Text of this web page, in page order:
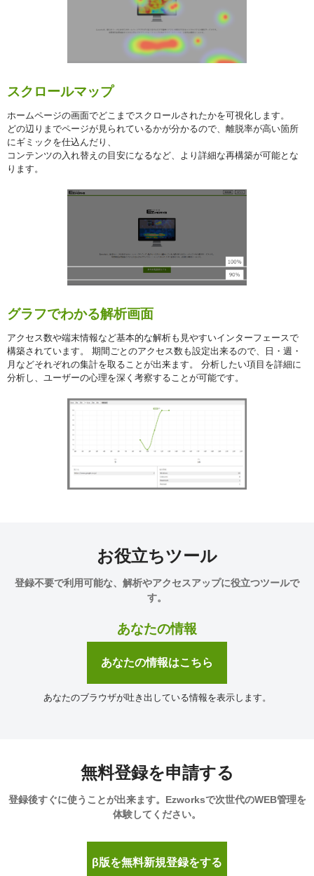
ID・
パ
ス
ワ
ー
を
お
忘
スクロールマップ
ホームページの画面でどこまでスクロールされたかを可視化します。
どの辺りまでページが見られているかが分かるので、離脱率が高い箇所
にギミックを仕込んだり、
コンテンツの入れ替えの目安になるなど、より詳細な再構築が可能とな
ります。
グラフでわかる解析画面
アクセス数や端末情報など基本的な解析も見やすいインターフェースで
構築されています。 期間ごとのアクセス数も設定出来るので、日・週・
月などそれぞれの集計を取ることが出来ます。 分析したい項目を詳細に
分析し、ユーザーの心理を深く考察することが可能です。
お役立ちツール
登録不要で利用可能な、解析やアクセスアップに役立つツールで
す。
あなたの情報
あなたの情報はこちら
あなたのブラウザが吐き出している情報を表示します。
無料登録を申請する
登録後すぐに使うことが出来ます。Ezworksで次世代のWEB管理を
体験してください。
β版を無料新規登録をする